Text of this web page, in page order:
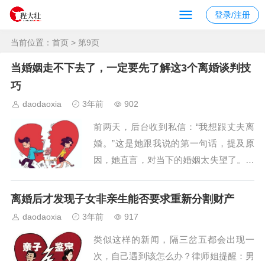
登录/注册
当前位置： 首页 > 第9页
当婚姻走不下去了，一定要先了解这3个离婚谈判技
巧
daodaoxia 3年前 902
前两天，后台收到私信：“我想跟丈夫离
婚。”这是她跟我说的第一句话，提及原
因，她直言，对当下的婚姻太失望了。她
大部分时间都是躺在沙发上玩手机。家里
家务事......有时跟丈夫抱怨几句，他还会
嫌她...
离婚后才发现子女非亲生能否要求重新分割财产
daodaoxia 3年前 917
类似这样的新闻，隔三岔五都会出现一
次，自己遇到该怎么办？律师姐提醒：男